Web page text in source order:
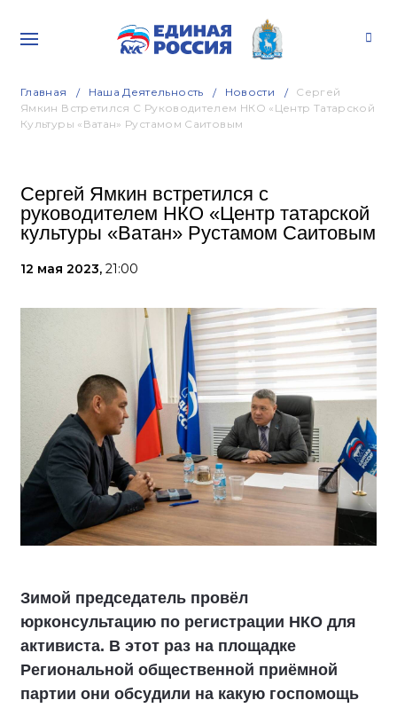
Главная Наша Деятельность Новости
Сергей
Ямкин Встретился С Руководителем НКО «Центр Татарской
Культуры «Ватан» Рустамом Саитовым
Сергей Ямкин встретился с
руководителем НКО «Центр татарской
культуры «Ватан» Рустамом Саитовым
12 мая 2023, 21:00
Зимой председатель провёл
юрконсультацию по регистрации НКО для
активиста. В этот раз на площадке
Региональной общественной приёмной
партии они обсудили на какую госпомощь